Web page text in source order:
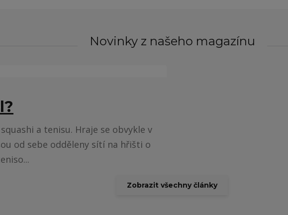
Novinky z našeho magazínu
a tenisu. Hraje se obvykle v
od sebe odděleny sítí na hřišti o
Zobrazit všechny články